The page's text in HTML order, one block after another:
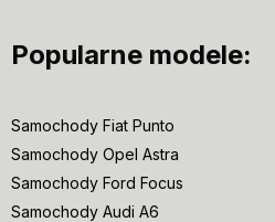
Popularne modele:
Samochody Fiat Punto
Samochody Opel Astra
Samochody Ford Focus
Samochody Audi A6